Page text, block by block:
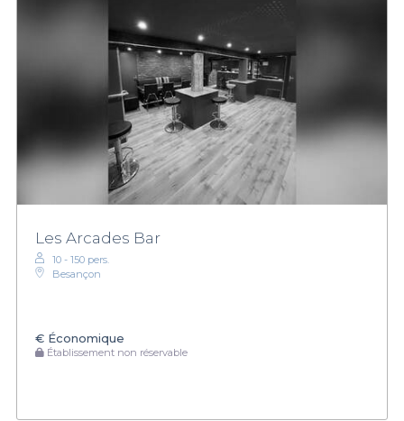
Les Arcades Bar
10 - 150 pers.
Besançon
€ Économique
Établissement non réservable